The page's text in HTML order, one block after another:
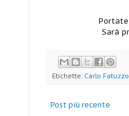
Sarà
Etichette: Carlo Fatuzzo
Post più recente